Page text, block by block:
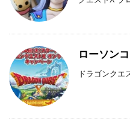
ローソン
ドラゴンクエ